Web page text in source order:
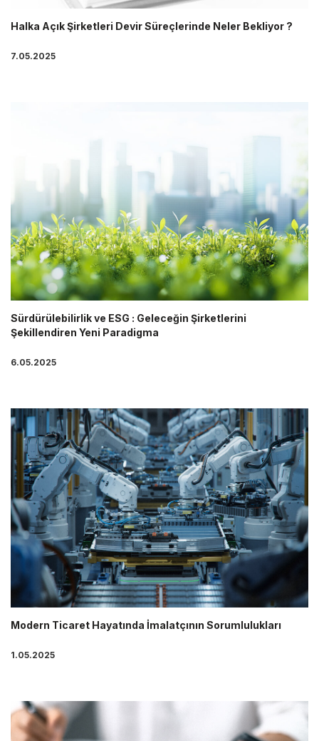
Halka Açık Şirketleri Devir Süreçlerinde Neler Bekliyor ?
7.05.2025
Sürdürülebilirlik ve ESG : Geleceğin Şirketlerini
Şekillendiren Yeni Paradigma
6.05.2025
Modern Ticaret Hayatında İmalatçının Sorumlulukları
1.05.2025